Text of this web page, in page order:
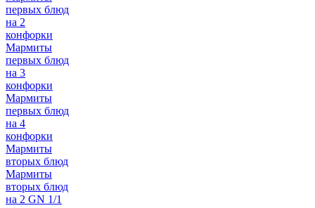
первых блюд
на 2
конфорки
Мармиты
первых блюд
на 3
конфорки
Мармиты
первых блюд
на 4
конфорки
Мармиты
вторых блюд
Мармиты
вторых блюд
на 2 GN 1/1